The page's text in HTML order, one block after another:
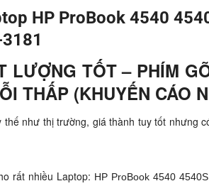
HP ProBook 4540
LƯỢNG TỐT – PHÍM
THẤP (KHUYẾN CÁO
như thị trường, giá thành tuy tốt nhưng
rất nhiều Laptop: HP ProBook 4540